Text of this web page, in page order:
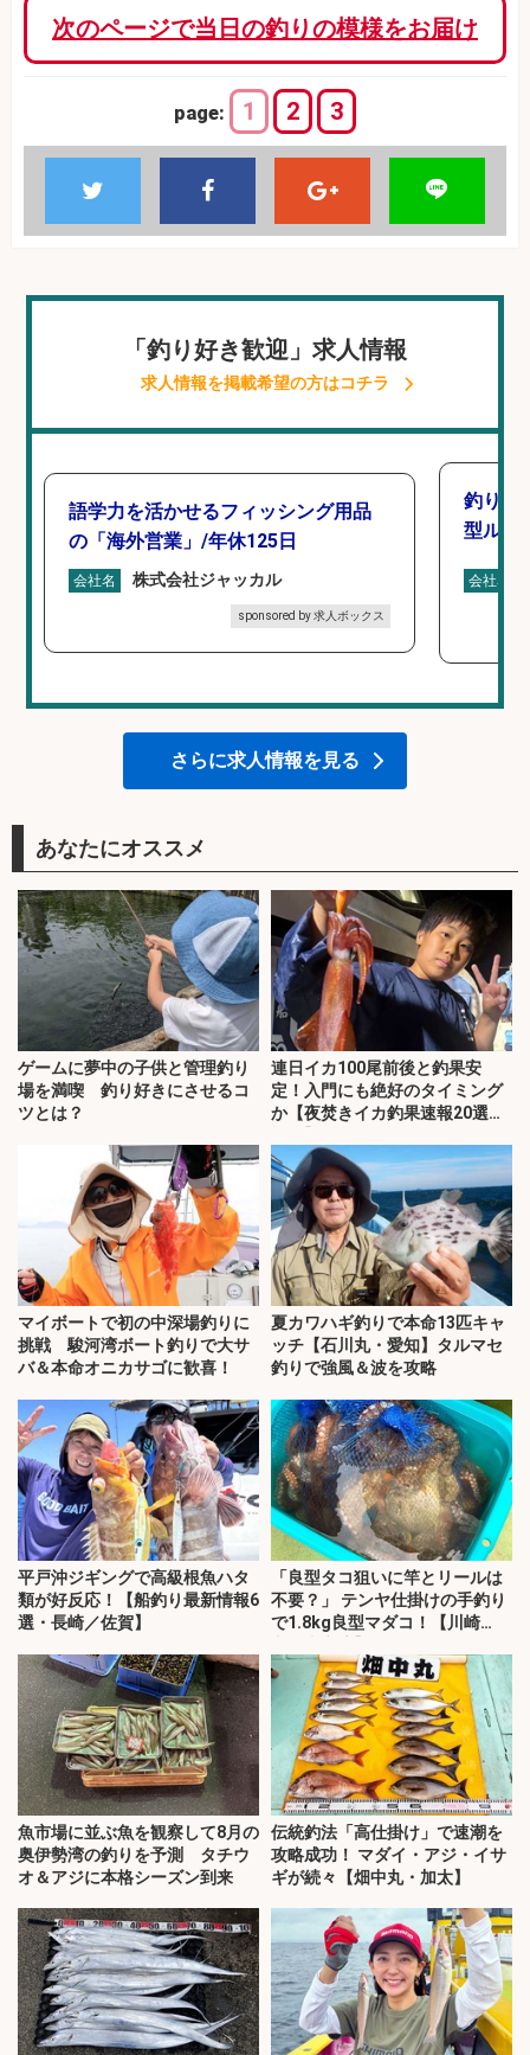
次のページで当日の釣りの模様をお届け
page: 1 2 3
「釣り好き歓迎」求人情報
求人情報を掲載希望の方はコチラ
語学力を活かせるフィッシング用品
の「海外営業」/年休125日
会社名 株式会社ジャッカル
sponsored by 求人ボックス
釣り好
型ルー
会社名
さらに求人情報を見る
あなたにオススメ
ゲームに夢中の子供と管理釣り
場を満喫 釣り好きにさせるコ
ツとは？
連日イカ100尾前後と釣果安
定！入門にも絶好のタイミング
か【夜焚きイカ釣果速報20選・
マイボートで初の中深場釣りに
挑戦 駿河湾ボート釣りで大サ
バ＆本命オニカサゴに歓喜！
夏カワハギ釣りで本命13匹キャ
ッチ【石川丸・愛知】タルマセ
釣りで強風＆波を攻略
平戸沖ジギングで高級根魚ハタ
類が好反応！【船釣り最新情報6
選・長崎／佐賀】
「良型タコ狙いに竿とリールは
不要？」 テンヤ仕掛けの手釣り
で1.8kg良型マダコ！【川崎
魚市場に並ぶ魚を観察して8月の
奥伊勢湾の釣りを予測 タチウ
オ＆アジに本格シーズン到来
伝統釣法「高仕掛け」で速潮を
攻略成功！ マダイ・アジ・イサ
ギが続々【畑中丸・加太】